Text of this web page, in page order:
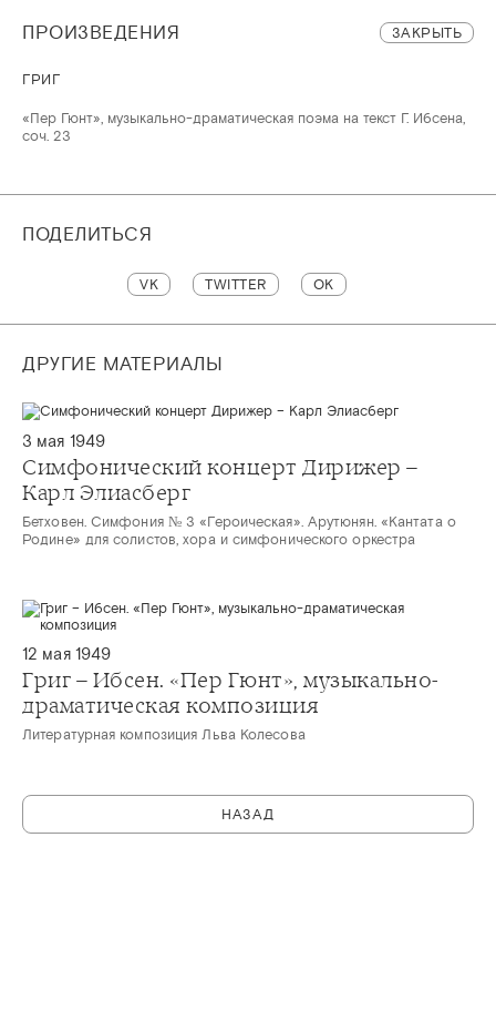
ПРОИЗВЕДЕНИЯ ЗАКРЫТЬ
ГРИГ
«Пер Гюнт», музыкально-драматическая поэма на текст Г. Ибсена,
соч. 23
ПОДЕЛИТЬСЯ
VK TWITTER OK
ДРУГИЕ МАТЕРИАЛЫ
3 мая 1949
Симфонический концерт Дирижер –
Карл Элиасберг
Бетховен. Симфония № 3 «Героическая». Арутюнян. «Кантата о
Родине» для солистов, хора и симфонического оркестра
12 мая 1949
Григ – Ибсен. «Пер Гюнт», музыкально-
драматическая композиция
Литературная композиция Льва Колесова
НАЗАД